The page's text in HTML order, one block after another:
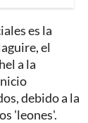
es la
el
a la
debido a la
'leones'.